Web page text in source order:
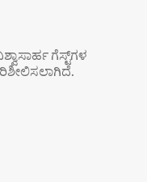
ಗೆಸ್ಟ್‌ಗಳ